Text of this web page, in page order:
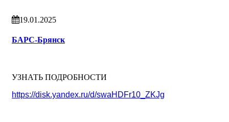
19.01.2025
БАРС-Брянск
УЗНАТЬ ПОДРОБНОСТИ
https://disk.yandex.ru/d/swaHDFr10_ZKJg